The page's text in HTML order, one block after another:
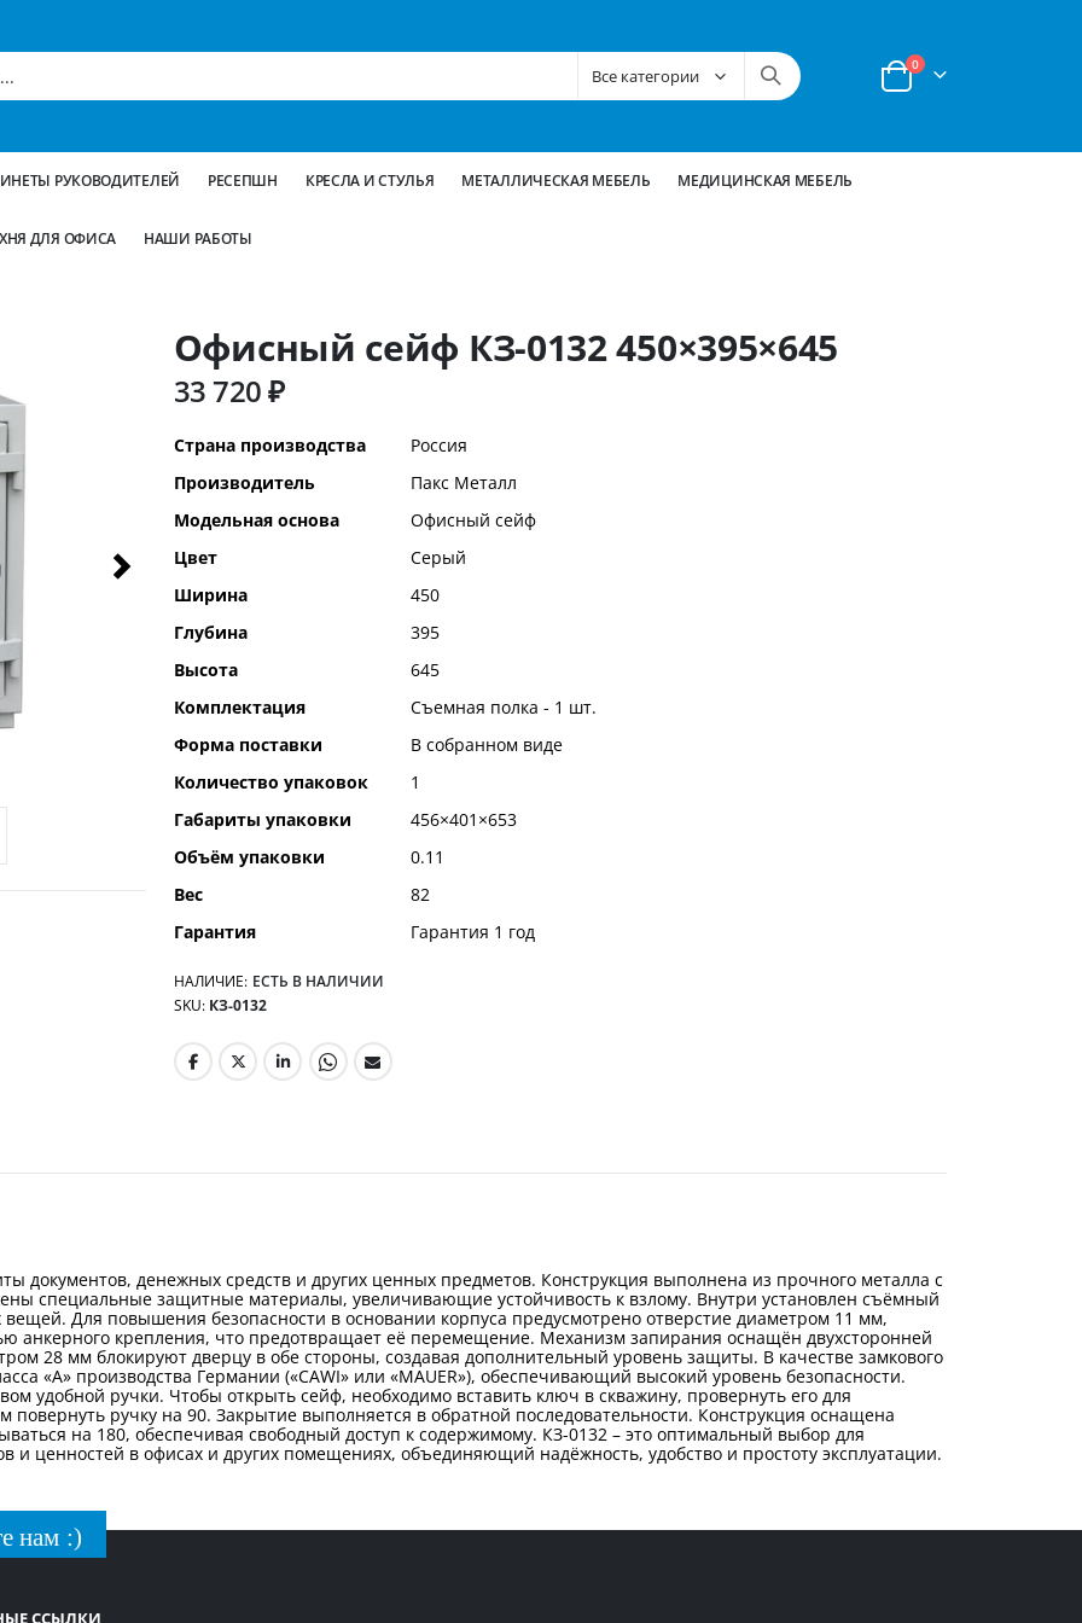
Корзина
0позиции
РУКОВОДИТЕЛЕЙ РЕСЕПШН КРЕСЛА И СТУЛЬЯ МЕТАЛЛИЧЕСКАЯ МЕБЕЛЬ МЕДИЦИНСКАЯ МЕБЕЛЬ
ДЛЯ ОФИСА НАШИ РАБОТЫ
Офисный сейф КЗ-0132 450×395×645
33 720 ₽
Дополнительная
информация
Страна производства
Россия
Производитель
Пакс Металл
Модельная основа
Офисный сейф
Цвет
Серый
Ширина
450
Глубина
395
Высота
645
Комплектация
Съемная полка - 1 шт.
Форма поставки
В собранном виде
Количество упаковок
1
Габариты упаковки
456×401×653
Объём упаковки
0.11
Вес
82
Гарантия
Гарантия 1 год
НАЛИЧИЕ: ЕСТЬ В НАЛИЧИИ
SKU КЗ-0132
документов, денежных средств и других ценных предметов. Конструкция выполнена из прочного металла с
специальные защитные материалы, увеличивающие устойчивость к взлому. Внутри установлен съёмный
Для повышения безопасности в основании корпуса предусмотрено отверстие диаметром 11 мм,
анкерного крепления, что предотвращает её перемещение. Механизм запирания оснащён двухсторонней
28 мм блокируют дверцу в обе стороны, создавая дополнительный уровень защиты. В качестве замкового
«А» производства Германии («CAWI» или «MAUER»), обеспечивающий высокий уровень безопасности.
удобной ручки. Чтобы открыть сейф, необходимо вставить ключ в скважину, провернуть его для
ручку на 90. Закрытие выполняется в обратной последовательности. Конструкция оснащена
на 180, обеспечивая свободный доступ к содержимому. КЗ-0132 – это оптимальный выбор для
и ценностей в офисах и других помещениях, объединяющий надёжность, удобство и простоту эксплуатации.
нам :)
ССЫЛКИ